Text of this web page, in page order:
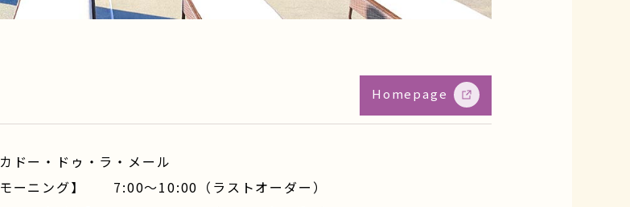
Homepage
ドー・ドゥ・ラ・メール
モーニング】 7:00～10:00（ラストオーダー）